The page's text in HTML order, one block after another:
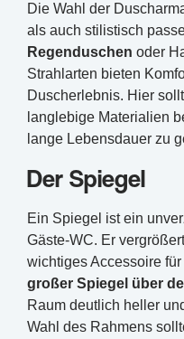
Die Wahl der
als auch stilistisch
Regenduschen oder
Strahlarten bieten
Duscherlebnis. Hier
langlebige Materialien
lange Lebensdauer zu
Der Spiegel
Ein Spiegel ist ein
Gäste-WC. Er
wichtiges Accessoire
großer Spiegel über
Raum deutlich heller
Wahl des Rahmens